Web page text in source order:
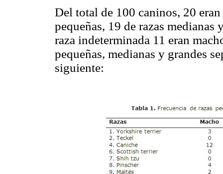
Del total de 100 caninos, 20
pequeñas, 19 de razas medianas
raza indeterminada 11 eran
pequeñas, medianas y grandes
siguiente: